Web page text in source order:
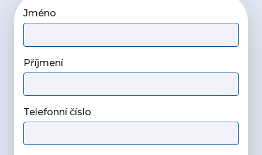
Jméno
Příjmení
Telefonní číslo